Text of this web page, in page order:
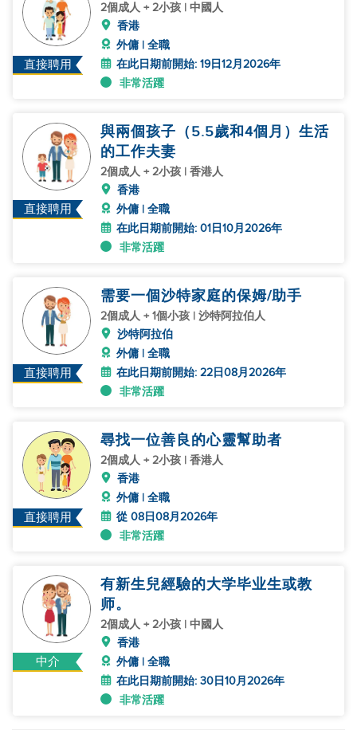
直接聘用
2個成人 + 2小孩 | 中國人
香港
外傭 | 全職
在此日期前開始: 19日12月2026年
非常活躍
直接聘用
與兩個孩子（5.5歲和4個月）生活
的工作夫妻
2個成人 + 2小孩 | 香港人
香港
外傭 | 全職
在此日期前開始: 01日10月2026年
非常活躍
直接聘用
需要一個沙特家庭的保姆/助手
2個成人 + 1個小孩 | 沙特阿拉伯人
沙特阿拉伯
外傭 | 全職
在此日期前開始: 22日08月2026年
非常活躍
直接聘用
尋找一位善良的心靈幫助者
2個成人 + 2小孩 | 香港人
香港
外傭 | 全職
從 08日08月2026年
非常活躍
中介
有新生兒經驗的大学毕业生或教
师。
2個成人 + 2小孩 | 中國人
香港
外傭 | 全職
在此日期前開始: 30日10月2026年
非常活躍